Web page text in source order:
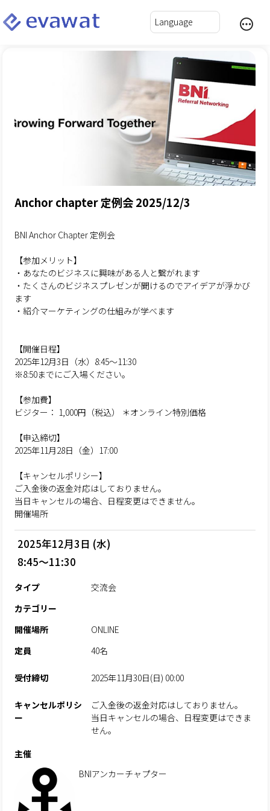
Anchor chapter 定例会 2025/12/3
BNI Anchor Chapter 定例会
【参加メリット】
・あなたのビジネスに興味がある人と繋がれます
・たくさんのビジネスプレゼンが聞けるのでアイデアが浮かび
ます
・紹介マーケティングの仕組みが学べます
【開催日程】
2025年12月3日（水）8:45～11:30
※8:50までにご入場ください。
【参加費】
ビジター： 1,000円（税込） ＊オンライン特別価格
【申込締切】
2025年11月28日（金）17:00
【キャンセルポリシー】
ご入金後の返金対応はしておりません。
当日キャンセルの場合、日程変更はできません。
開催場所
2025年12月3日 (水)
8:45～11:30
タイプ
交流会
カテゴリー
開催場所
ONLINE
定員
40名
受付締切 2025年11月30日(日) 00:00
キャンセルポリシ
ー
ご入金後の返金対応はしておりません。
当日キャンセルの場合、日程変更はできま
せん。
主催
BNIアンカーチャプター